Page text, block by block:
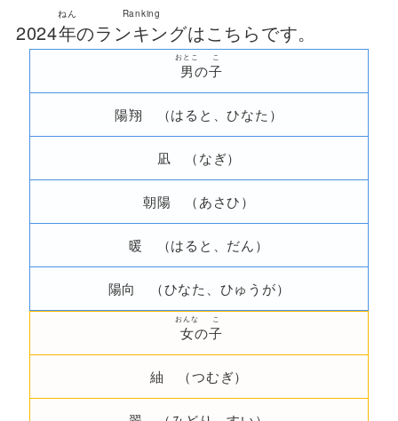
2024年
ねん
のランキング
Ranking
はこちらです。
男
おとこ
の子
こ
陽翔 （はると、ひなた）
凪 （なぎ）
朝陽 （あさひ）
暖 （はると、だん）
陽向 （ひなた、ひゅうが）
女
おんな
の子
こ
紬 （つむぎ）